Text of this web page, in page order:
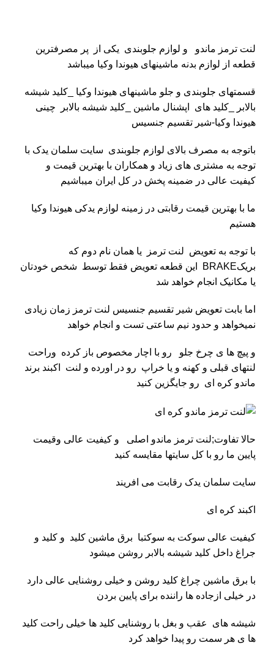
لنت ترمز ماندو و لوازم جلوبندی یکی از پر مصرفترین
قطعه از لوازم بدنه ماشینهای هیوندا وکیا میباشد
قسمتهای جلوبندی و جلو ماشینهای هیوندا وکیا _کلید شیشه
بالابر _کلید های اپشنال ماشین _کلید شیشه بالابر چینی
هیوندا وکیا-شیر تقسیم جنسیس
باتوجه به مصرف بالای لوازم جلوبندی سایت سلمان یدک با
توجه به مشتری های زیاد و همکاران با بهترین قیمت و
کیفیت عالی در ضمینه پخش در کل ایران میباشیم
ما با بهترین قیمت رقابتی در زمینه لوازم یدکی هیوندا وکیا
هستیم
با توجه به تعویض لنت ترمز یا همان نام دوم که
بریکBRAKE این قطعه تعویض فقط توسط شخص خودتان
یا مکانیک انجام خواهد شد
اما بابت تعویض شیر تقسیم جنسیس لنت ترمز زمان زیادی
نمیخواهد و حدود نیم ساعتی تست و انجام خواهد
و پیچ ها ی چرخ جلو رو با اچار مخصوص باز کرده وراحت
لنتهای قبلی و کهنه و یا خراپ رو در اورده و لنت اکبند برند
ماندو کره ای رو جایگزین کنید
حالا تفاوت;لنت ترمز ماندو اصلی و کیفیت عالی وقیمت
پایین ما رو با کل سایتها مقایسه کنید
سایت سلمان یدک رقابت می افریند
اکبند کره ای
کیفیت عالی سوکت به سوکتبا برق ماشین کلید و کلید و
جراغ داخل کلید شیشه بالابر روشن میشود
با برق ماشین چراغ کلید روشن و خیلی روشنایی عالی دارد
در خیلی ازجاده ها راننده برای پایین بردن
شیشه های عقب و بغل با روشنایی کلید ها خیلی راحت کلید
ها ی هر سمت رو پیدا خواهد کرد